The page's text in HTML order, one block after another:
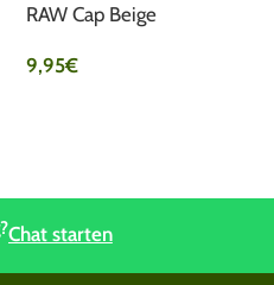
RAW Cap Beige
9,95€
Chat starten